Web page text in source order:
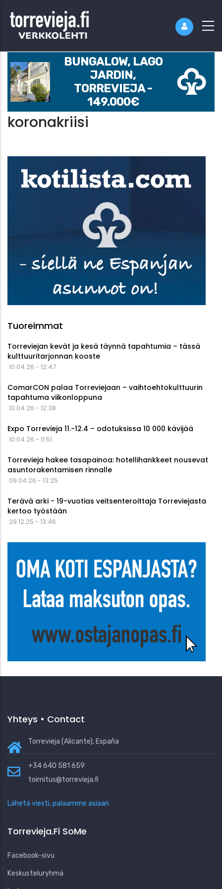
BUNGALOW, LAGO
JARDIN,
TORREVIEJA -
149.000€
koronakriisi
Tuoreimmat
Torreviejan kevät ja kesä täynnä tapahtumia – tässä
kulttuuritarjonnan kooste
10.04.26 - 12:47
ComarCON palaa Torreviejaan – vaihtoehtokulttuurin
tapahtuma viikonloppuna
10.04.26 - 12:38
Expo Torrevieja 11.-12.4 – odotuksissa 10 000 kävijää
10.04.26 - 11:51
Torrevieja hakee tasapainoa: hotellihankkeet nousevat
asuntorakentamisen rinnalle
09.04.26 - 13:25
Terävä arki - 19-vuotias veitsenteroittaja Torreviejasta
kertoo työstään
29.12.25 - 13:46
Yhteys • Contact
Torrevieja (Alicante), España
+34 640 581 659
toimitus@torrevieja.fi
Lähetä viesti, palaamme asiaan
Torrevieja.fi SoMe
Facebook-sivu
Keskusteluryhmä